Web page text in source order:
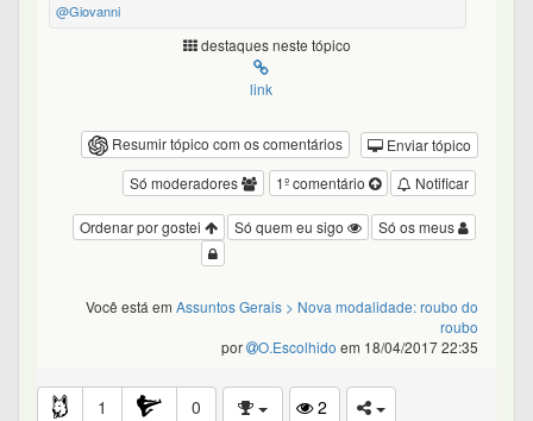
@Giovanni
destaques neste tópico
link
Resumir tópico com os comentários
Enviar tópico
Notificar
1º comentário
Só moderadores
Só os meus
Só quem eu sigo
Ordenar por gostei
Você está em Assuntos Gerais > Nova modalidade: roubo do
roubo
por
O.Escolhido em 18/04/2017 22:35
1 0
2